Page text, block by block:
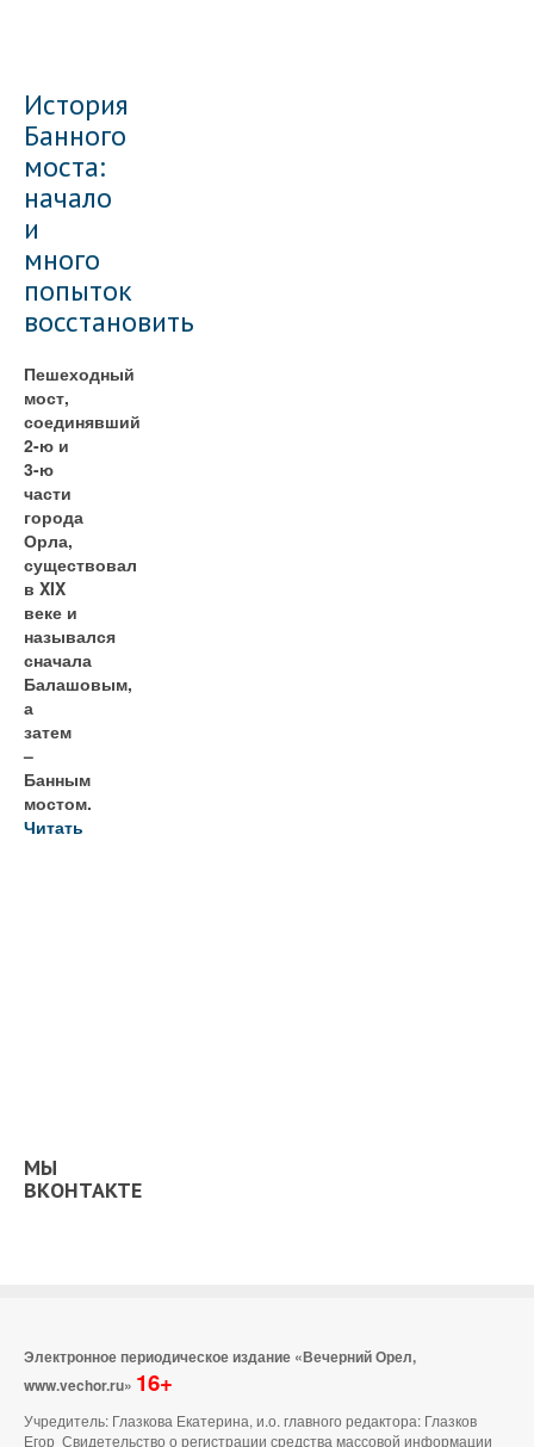
История
Банного
моста:
начало
и
много
попыток
восстановить
Пешеходный
мост,
соединявший
2-ю и
3-ю
части
города
Орла,
существовал
в XIX
веке и
назывался
сначала
Балашовым,
а
затем
–
Банным
мостом.
Читать
МЫ
ВКОНТАКТЕ
Электронное периодическое издание «Вечерний Орел,
www.vechor.ru» 16+
Учредитель: Глазкова Екатерина, и.о. главного редактора: Глазков
Егор Свидетельство о регистрации средства массовой информации